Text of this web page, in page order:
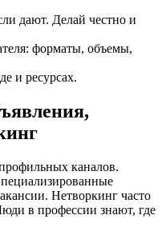
дают. Делай честно и
форматы, объемы,
и ресурсах.
каналов.
Нетворкинг часто
в профессии знают, где